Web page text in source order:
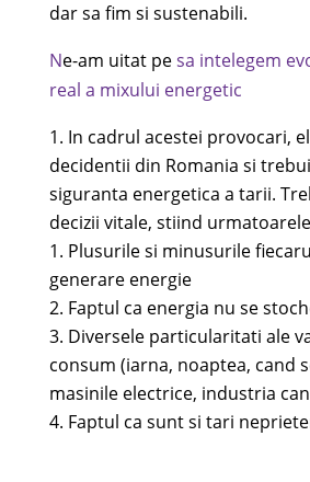
dar sa fim si sustenabili.
Ne-am uitat pesa intelegem
real a mixului energetic
In cadrul acestei provocari,
decidentii din Romania si
siguranta energetica a tarii.
decizii vitale, stiind
Plusurile si minusurile
generare energie
Faptul ca energia nu se
Diversele particularitati ale
consum (iarna, noaptea, cand
masinile electrice, industria
Faptul ca sunt si tari